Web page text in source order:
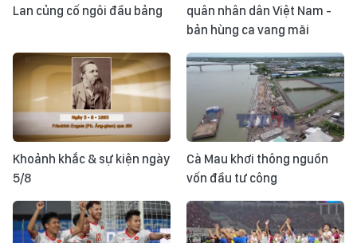
Lan củng cố ngôi đầu bảng
quân nhân dân Việt Nam -
bản hùng ca vang mãi
Khoảnh khắc & sự kiện ngày
5/8
Cà Mau khơi thông nguồn
vốn đầu tư công